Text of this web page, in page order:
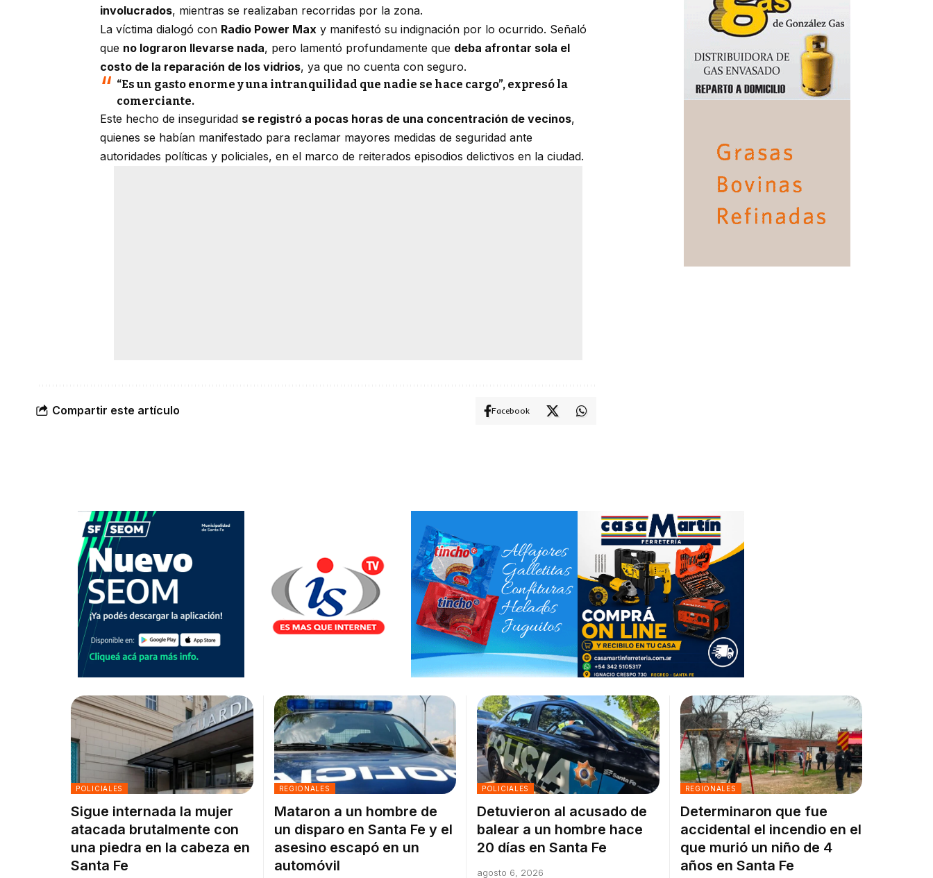
involucrados, mientras se realizaban recorridas por la zona.
La víctima dialogó con Radio Power Max y manifestó su indignación por lo ocurrido. Señaló
que no lograron llevarse nada, pero lamentó profundamente que deba afrontar sola el
costo de la reparación de los vidrios, ya que no cuenta con seguro.
“Es un gasto enorme y una intranquilidad que nadie se hace cargo”, expresó la
comerciante.
Este hecho de inseguridad se registró a pocas horas de una concentración de vecinos,
quienes se habían manifestado para reclamar mayores medidas de seguridad ante
autoridades políticas y policiales, en el marco de reiterados episodios delictivos en la ciudad.
Compartir este artículo Facebook
POLICIALES
Sigue internada la mujer
atacada brutalmente con
una piedra en la cabeza en
Santa Fe
REGIONALES
Mataron a un hombre de
un disparo en Santa Fe y el
asesino escapó en un
automóvil
POLICIALES
Detuvieron al acusado de
balear a un hombre hace
20 días en Santa Fe
agosto 6, 2026
REGIONALES
Determinaron que fue
accidental el incendio en el
que murió un niño de 4
años en Santa Fe